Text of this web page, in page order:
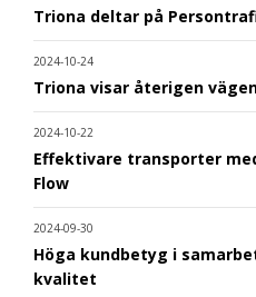
Triona deltar på
2024-10-24
Triona visar återigen
2024-10-22
Effektivare transporter
Flow
2024-09-30
Höga kundbetyg i
kvalitet